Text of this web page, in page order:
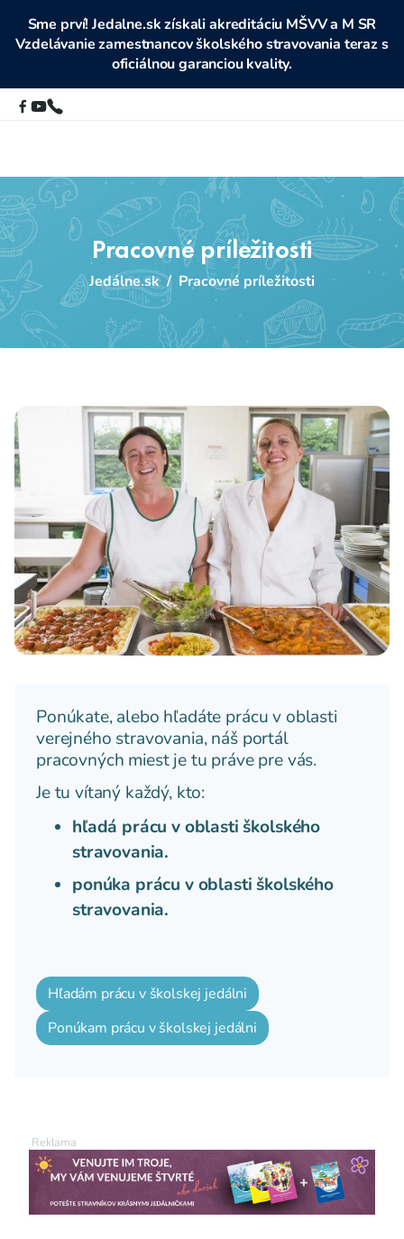
Sme prví! Jedalne.sk získali akreditáciu MŠVV a M SR
Vzdelávanie zamestnancov školského stravovania teraz s
oficiálnou garanciou kvality.
Pracovné príležitosti
Jedálne.sk / Pracovné príležitosti
Ponúkate, alebo hľadáte prácu v oblasti
verejného stravovania, náš portál
pracovných miest je tu práve pre vás.
Je tu vítaný každý, kto:
hľadá prácu v oblasti školského
stravovania.
ponúka prácu v oblasti školského
stravovania.
Hľadám prácu v školskej jedálni
Ponúkam prácu v školskej jedálni